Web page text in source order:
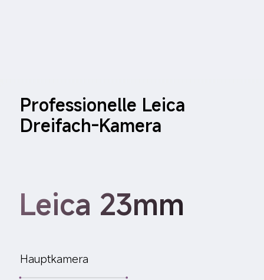
Professionelle Leica
Leica 23mm
Hauptkamera